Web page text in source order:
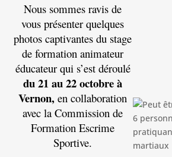
Nous sommes ravis de
vous présenter quelques
photos captivantes du stage
de formation animateur
éducateur qui s’est déroulé
du 21 au 22 octobre à
Vernon, en collaboration
avec la Commission de
Formation Escrime
Sportive.